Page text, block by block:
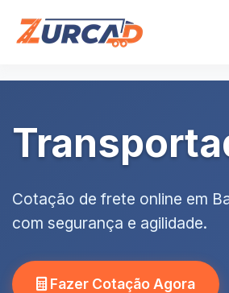
Cotação de frete online em
com segurança e agilidade.
Fazer Cotação Agora